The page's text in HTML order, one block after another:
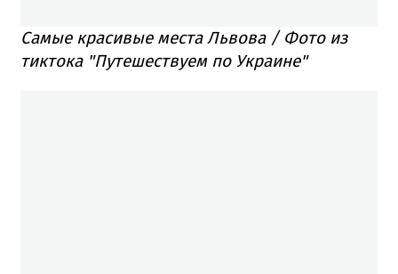
Самые красивые места Львова / Фото из
тиктока "Путешествуем по Украине"